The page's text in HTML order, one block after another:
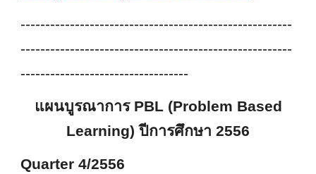
-------------------------------------------------------
-------------------------------------------------------
----------------------------------
แผนบูรณาการ PBL (Problem Based
Learning) ปีการศึกษา 2556
Quarter 4/2556